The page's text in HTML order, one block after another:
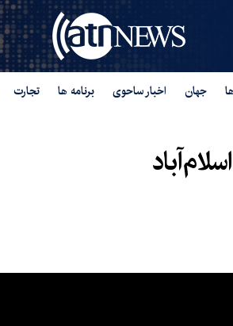
جهان اخبار ساحوی برنامه ها تجارت